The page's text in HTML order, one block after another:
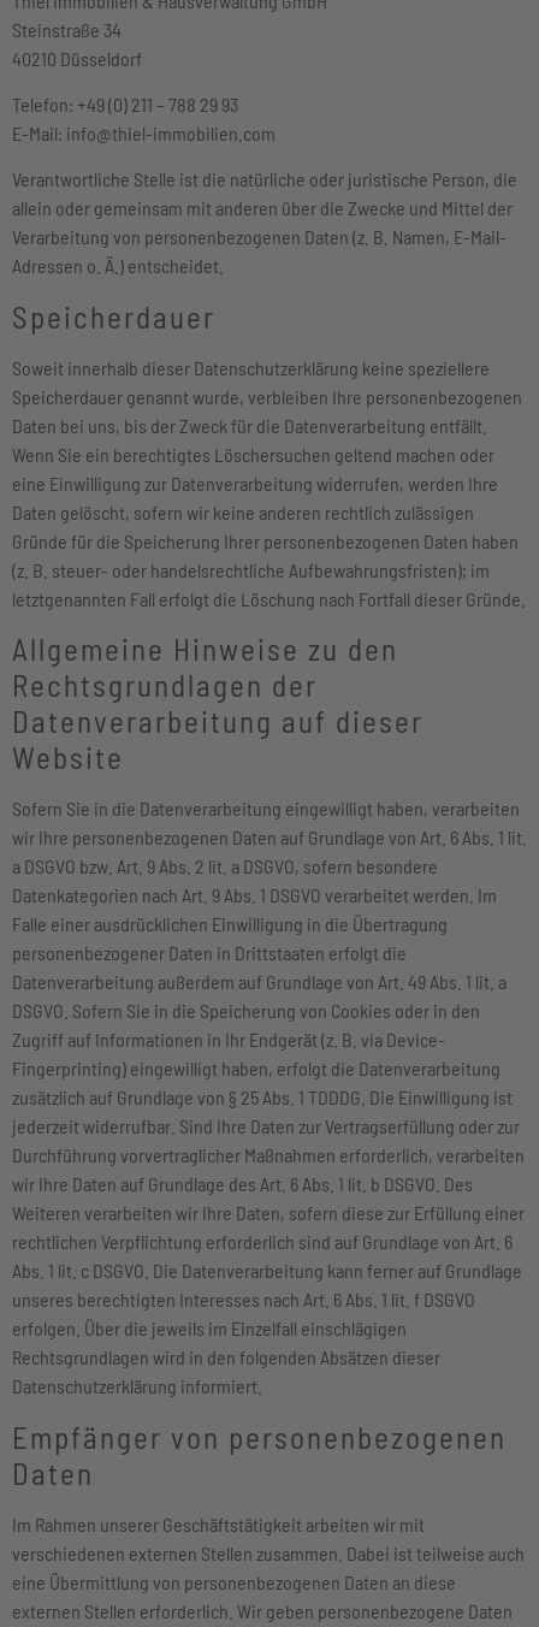
Steinstraße 34
40210 Düsseldorf
Telefon: +49 (0) 211 – 788 29 93
E-Mail: info@thiel-immobilien.com
Verantwortliche Stelle ist die natürliche oder juristische Person, die
allein oder gemeinsam mit anderen über die Zwecke und Mittel der
Verarbeitung von personenbezogenen Daten (z. B. Namen, E-Mail-
Adressen o. Ä.) entscheidet.
Speicherdauer
Soweit innerhalb dieser Datenschutzerklärung keine speziellere
Speicherdauer genannt wurde, verbleiben Ihre personenbezogenen
Daten bei uns, bis der Zweck für die Datenverarbeitung entfällt.
Wenn Sie ein berechtigtes Löschersuchen geltend machen oder
eine Einwilligung zur Datenverarbeitung widerrufen, werden Ihre
Daten gelöscht, sofern wir keine anderen rechtlich zulässigen
Gründe für die Speicherung Ihrer personenbezogenen Daten haben
(z. B. steuer- oder handelsrechtliche Aufbewahrungsfristen); im
letztgenannten Fall erfolgt die Löschung nach Fortfall dieser Gründe.
Allgemeine Hinweise zu den
Rechtsgrundlagen der
Datenverarbeitung auf dieser
Website
Sofern Sie in die Datenverarbeitung eingewilligt haben, verarbeiten
wir Ihre personenbezogenen Daten auf Grundlage von Art. 6 Abs. 1 lit.
a DSGVO bzw. Art. 9 Abs. 2 lit. a DSGVO, sofern besondere
Datenkategorien nach Art. 9 Abs. 1 DSGVO verarbeitet werden. Im
Falle einer ausdrücklichen Einwilligung in die Übertragung
personenbezogener Daten in Drittstaaten erfolgt die
Datenverarbeitung außerdem auf Grundlage von Art. 49 Abs. 1 lit. a
DSGVO. Sofern Sie in die Speicherung von Cookies oder in den
Zugriff auf Informationen in Ihr Endgerät (z. B. via Device-
Fingerprinting) eingewilligt haben, erfolgt die Datenverarbeitung
zusätzlich auf Grundlage von § 25 Abs. 1 TDDDG. Die Einwilligung ist
jederzeit widerrufbar. Sind Ihre Daten zur Vertragserfüllung oder zur
Durchführung vorvertraglicher Maßnahmen erforderlich, verarbeiten
wir Ihre Daten auf Grundlage des Art. 6 Abs. 1 lit. b DSGVO. Des
Weiteren verarbeiten wir Ihre Daten, sofern diese zur Erfüllung einer
rechtlichen Verpflichtung erforderlich sind auf Grundlage von Art. 6
Abs. 1 lit. c DSGVO. Die Datenverarbeitung kann ferner auf Grundlage
unseres berechtigten Interesses nach Art. 6 Abs. 1 lit. f DSGVO
erfolgen. Über die jeweils im Einzelfall einschlägigen
Rechtsgrundlagen wird in den folgenden Absätzen dieser
Datenschutzerklärung informiert.
Empfänger von personenbezogenen
Daten
Im Rahmen unserer Geschäftstätigkeit arbeiten wir mit
verschiedenen externen Stellen zusammen. Dabei ist teilweise auch
eine Übermittlung von personenbezogenen Daten an diese
externen Stellen erforderlich. Wir geben personenbezogene Daten